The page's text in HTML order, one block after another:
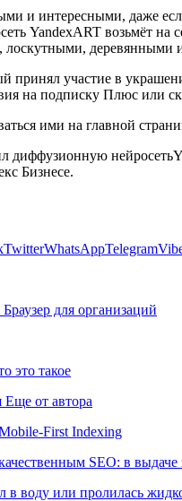
и интересными, даже
YandexART возьмёт
лоскутными, деревянными
принял участие в
на подписку Плюс или
ими на главной
диффузионную
Бизнесе.
TwitterWhatsAppTelegram
для организаций
это такое
Еще от автора
First Indexing
SEO: в
в воду или пролилась